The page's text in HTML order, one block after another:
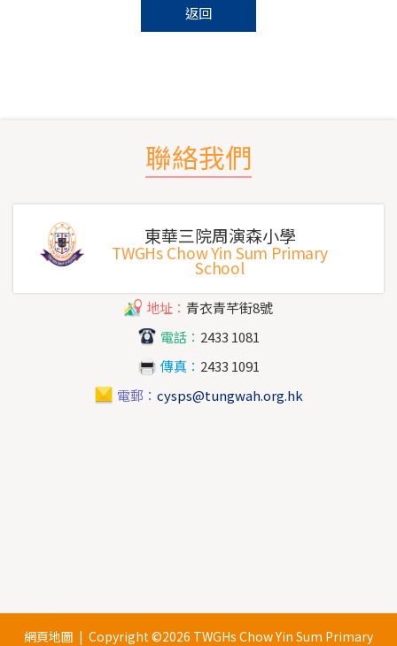
返回
聯絡我們
東華三院周演森小學
TWGHs Chow Yin Sum Primary
School
地址： 青衣青芊街8號
電話： 2433 1081
傳真： 2433 1091
電郵： cysps@tungwah.org.hk
網頁地圖 | Copyright ©2026 TWGHs Chow Yin Sum Primary